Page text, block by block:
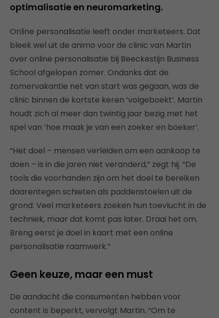
optimalisatie en neuromarketing.
Online personalisatie leeft onder marketeers. Dat
bleek wel uit de animo voor de clinic van Martin
over online personalisatie bij Beeckestijn Business
School afgelopen zomer. Ondanks dat de
zomervakantie net van start was gegaan, was de
clinic binnen de kortste keren ‘volgeboekt’. Martin
houdt zich al meer dan twintig jaar bezig met het
spel van ‘hoe maak je van een zoeker en boeker’.
“Het doel – mensen verleiden om een aankoop te
doen – is in die jaren niet veranderd,” zegt hij. “De
tools die voorhanden zijn om het doel te bereiken
daarentegen schieten als paddenstoelen uit de
grond. Veel marketeers zoeken hun toevlucht in de
techniek, maar dat komt pas later. Draai het om.
Breng eerst je doel in kaart met een online
personalisatie raamwerk.”
Geen keuze, maar een must
De aandacht die consumenten hebben voor
content is beperkt, vervolgt Martin. “Om te